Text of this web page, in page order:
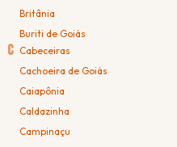
Britânia
Buriti de Goiás
C Cabeceiras
Cachoeira de Goiás
Caiapônia
Caldazinha
Campinaçu